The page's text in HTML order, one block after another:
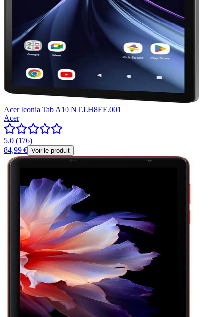
Acer Iconia Tab A10 NT.LH8EE.001
Acer
5.0 (176)
84,99 € Voir le produit